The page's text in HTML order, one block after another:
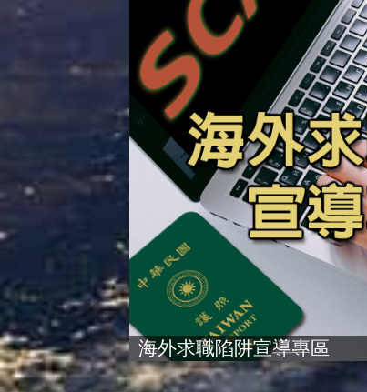
海外求職陷阱宣導專區